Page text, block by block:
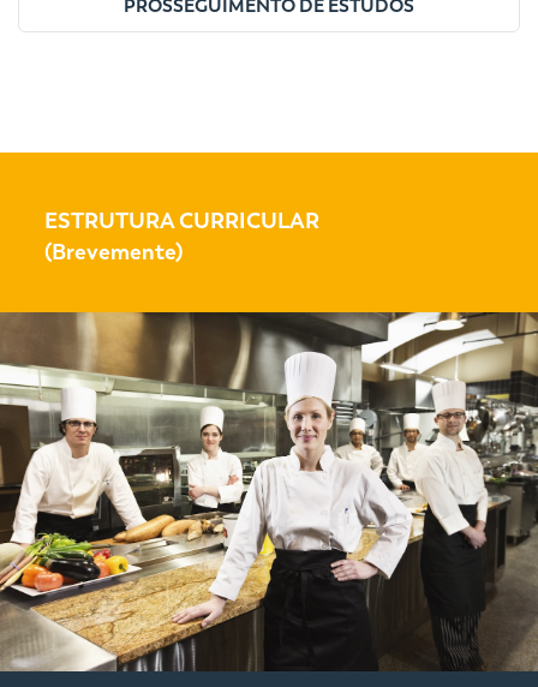
PROSSEGUIMENTO DE ESTUDOS
ESTRUTURA CURRICULAR
(Brevemente)